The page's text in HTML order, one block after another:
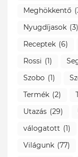
Meghökkentő
Nyugdíjasok (3)
Receptek (6)
Rossi (1)
Szobo (1)
Termék (2)
Utazás (29)
válogatott (1)
Világunk (77)